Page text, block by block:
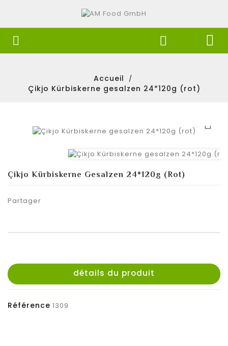
 
Accueil
Çikjo Kürbiskerne gesalzen 24*120g (rot)

Çikjo Kürbiskerne Gesalzen 24*120g (rot)
Partager
détails du produit
Référence 1309